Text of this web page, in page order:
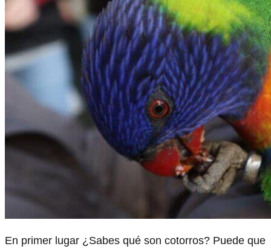
En primer lugar ¿Sabes qué son cotorros? Puede que